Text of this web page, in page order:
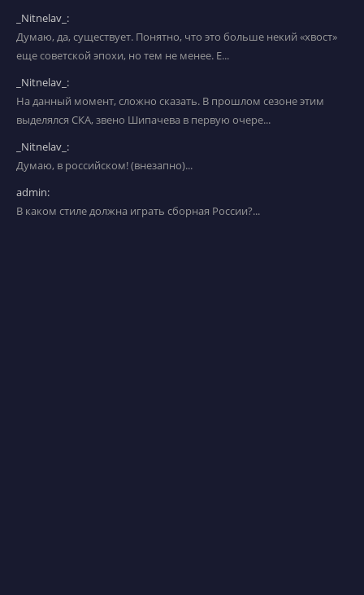
_Nitnelav_:
Думаю, да, существует. Понятно, что это больше некий «хвост»
еще советской эпохи, но тем не менее. Е...
_Nitnelav_:
На данный момент, сложно сказать. В прошлом сезоне этим
выделялся СКА, звено Шипачева в первую очере...
_Nitnelav_:
Думаю, в российском! (внезапно)...
admin:
В каком стиле должна играть сборная России?...